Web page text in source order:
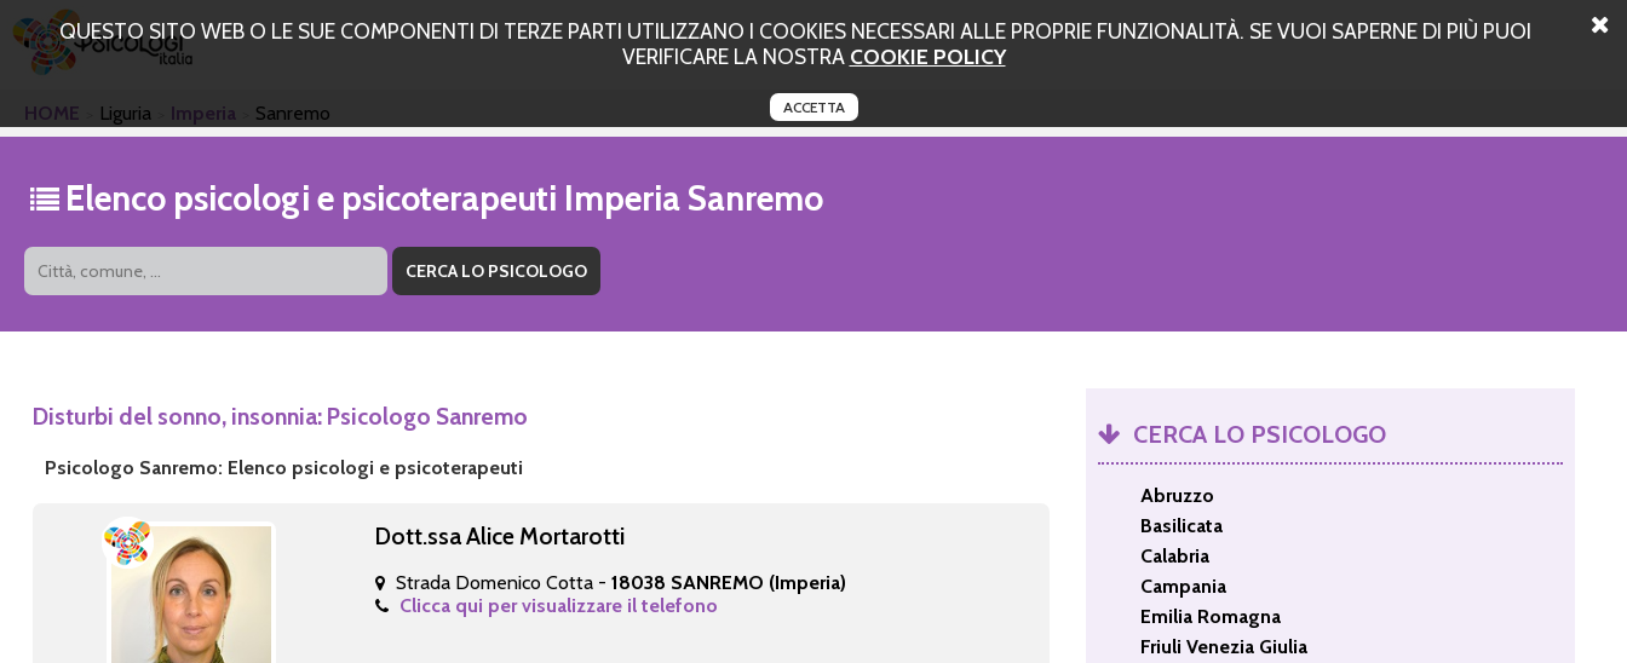
QUESTO SITO WEB O LE SUE COMPONENTI DI TERZE PARTI UTILIZZANO I COOKIES NECESSARI ALLE PROPRIE FUNZIONALITÀ. SE VUOI SAPERNE DI PIÙ PUOI
VERIFICARE LA NOSTRA COOKIE POLICY
ACCETTA
HOME Liguria Imperia Sanremo
Elenco psicologi e psicoterapeuti Imperia Sanremo
Disturbi del sonno, insonnia: Psicologo Sanremo
Psicologo Sanremo: Elenco psicologi e psicoterapeuti
Dott.ssa Alice Mortarotti
Strada Domenico Cotta -18038 SANREMO (Imperia)
Clicca qui per visualizzare il telefono
CERCA LO PSICOLOGO
Abruzzo
Basilicata
Calabria
Campania
Emilia Romagna
Friuli Venezia Giulia